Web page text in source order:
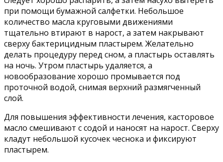
при помощи бумажной салфетки. Небольшое
количество масла круговыми движениями
тщательно втирают в нарост, а затем накрывают
сверху бактерицидным пластырем. Желательно
делать процедуру перед сном, а пластырь оставлять
на ночь. Утром пластырь удаляется, а
новообразование хорошо промывается под
проточной водой, снимая верхний размягченный
слой.
Для повышения эффективности лечения, касторовое
масло смешивают с содой и наносят на нарост. Сверху
кладут небольшой кусочек чеснока и фиксируют
пластырем.